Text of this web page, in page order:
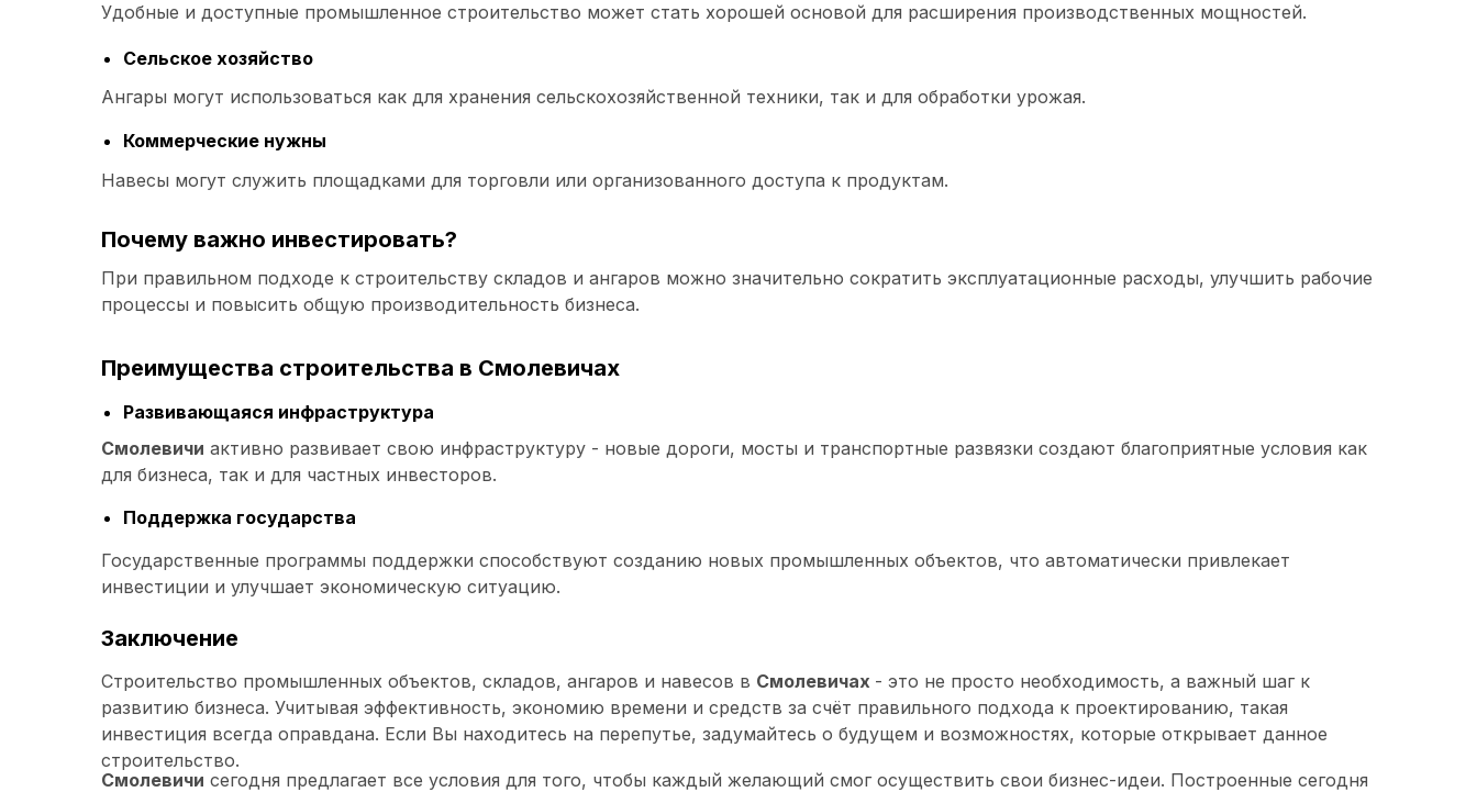
Удобные и доступные промышленное строительство может стать хорошей основой для расширения производственных мощностей.
Сельское хозяйство
Ангары могут использоваться как для хранения сельскохозяйственной техники, так и для обработки урожая.
Коммерческие нужны
Навесы могут служить площадками для торговли или организованного доступа к продуктам.
Почему важно инвестировать?
При правильном подходе к строительству складов и ангаров можно значительно сократить эксплуатационные расходы, улучшить рабочие
процессы и повысить общую производительность бизнеса.
Преимущества строительства в Смолевичах
Развивающаяся инфраструктура
Смолевичи активно развивает свою инфраструктуру - новые дороги, мосты и транспортные развязки создают благоприятные условия как
для бизнеса, так и для частных инвесторов.
Поддержка государства
Государственные программы поддержки способствуют созданию новых промышленных объектов, что автоматически привлекает
инвестиции и улучшает экономическую ситуацию.
Заключение
Строительство промышленных объектов, складов, ангаров и навесов в Смолевичах - это не просто необходимость, а важный шаг к
развитию бизнеса. Учитывая эффективность, экономию времени и средств за счёт правильного подхода к проектированию, такая
инвестиция всегда оправдана. Если Вы находитесь на перепутье, задумайтесь о будущем и возможностях, которые открывает данное
строительство.
Смолевичи сегодня предлагает все условия для того, чтобы каждый желающий смог осуществить свои бизнес-идеи. Построенные сегодня